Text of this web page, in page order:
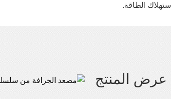
استهلاك الطاقة.
عرض المنتج